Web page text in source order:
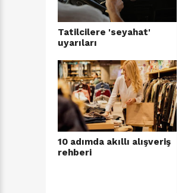
Tatilcilere 'seyahat'
uyarıları
10 adımda akıllı alışveriş
rehberi